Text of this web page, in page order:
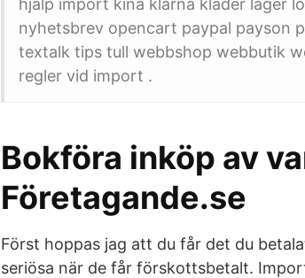
hjälp import kina klarna kläder lager
nyhetsbrev opencart paypal payson
textalk tips tull webbshop webbutik
regler vid import .
Bokföra inköp av
Företagande.se
Först hoppas jag att du får det du
seriösa när de får förskottsbetalt.